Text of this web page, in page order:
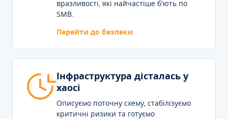
вразливості, які найчастіше б'ють по
SMB.
Перейти до безпеки
Інфраструктура дісталась у
хаосі
Описуємо поточну схему, стабілізуємо
критичні ризики та готуємо